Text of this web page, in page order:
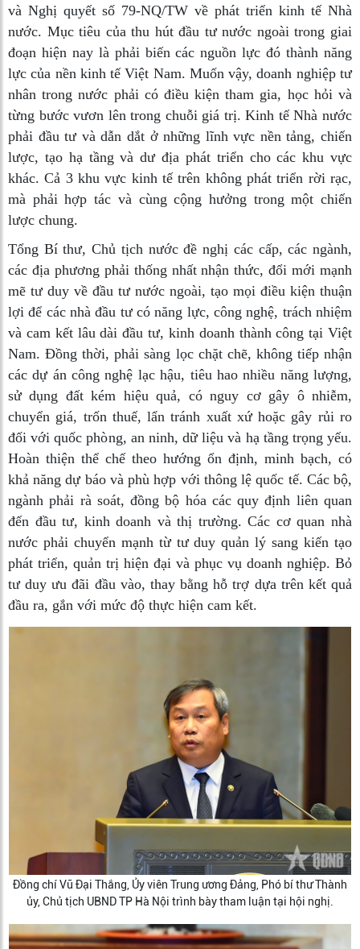
và Nghị quyết số 79-NQ/TW về phát triển kinh tế Nhà
nước. Mục tiêu của thu hút đầu tư nước ngoài trong giai
đoạn hiện nay là phải biến các nguồn lực đó thành năng
lực của nền kinh tế Việt Nam. Muốn vậy, doanh nghiệp tư
nhân trong nước phải có điều kiện tham gia, học hỏi và
từng bước vươn lên trong chuỗi giá trị. Kinh tế Nhà nước
phải đầu tư và dẫn dắt ở những lĩnh vực nền tảng, chiến
lược, tạo hạ tầng và dư địa phát triển cho các khu vực
khác. Cả 3 khu vực kinh tế trên không phát triển rời rạc,
mà phải hợp tác và cùng cộng hưởng trong một chiến
lược chung.
Tổng Bí thư, Chủ tịch nước đề nghị các cấp, các ngành,
các địa phương phải thống nhất nhận thức, đổi mới mạnh
mẽ tư duy về đầu tư nước ngoài, tạo mọi điều kiện thuận
lợi để các nhà đầu tư có năng lực, công nghệ, trách nhiệm
và cam kết lâu dài đầu tư, kinh doanh thành công tại Việt
Nam. Đồng thời, phải sàng lọc chặt chẽ, không tiếp nhận
các dự án công nghệ lạc hậu, tiêu hao nhiều năng lượng,
sử dụng đất kém hiệu quả, có nguy cơ gây ô nhiễm,
chuyển giá, trốn thuế, lẩn tránh xuất xứ hoặc gây rủi ro
đối với quốc phòng, an ninh, dữ liệu và hạ tầng trọng yếu.
Hoàn thiện thể chế theo hướng ổn định, minh bạch, có
khả năng dự báo và phù hợp với thông lệ quốc tế. Các bộ,
ngành phải rà soát, đồng bộ hóa các quy định liên quan
đến đầu tư, kinh doanh và thị trường. Các cơ quan nhà
nước phải chuyển mạnh từ tư duy quản lý sang kiến tạo
phát triển, quản trị hiện đại và phục vụ doanh nghiệp. Bỏ
tư duy ưu đãi đầu vào, thay bằng hỗ trợ dựa trên kết quả
đầu ra, gắn với mức độ thực hiện cam kết.
Đồng chí Vũ Đại Thắng, Ủy viên Trung ương Đảng, Phó bí thư Thành
ủy, Chủ tịch UBND TP Hà Nội trình bày tham luận tại hội nghị.